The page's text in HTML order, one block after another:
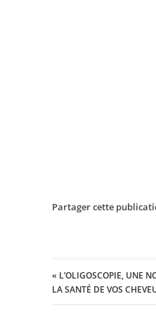
Partager cette
« L’OLIGOSCOPIE, UNE
LA SANTÉ DE VOS